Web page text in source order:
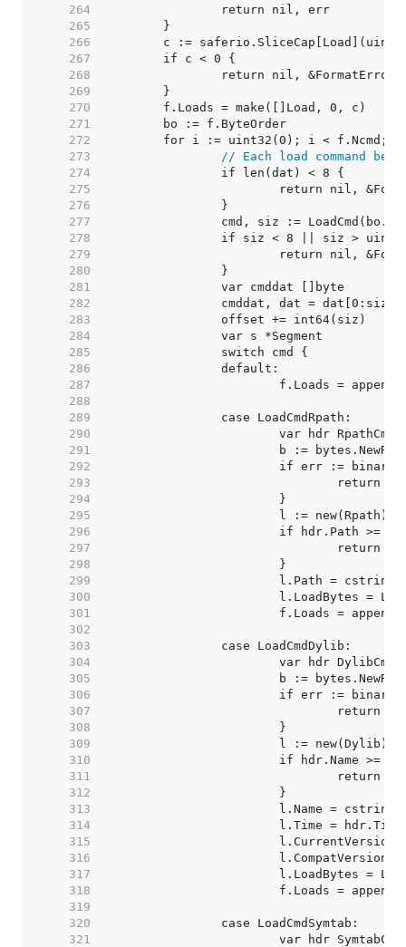
   264
   265
   266
   267
   268
   269
   270
   271
   272
   273
// Each load command
   274
   275
   276
   277
   278
   279
   280
   281
   282
   283
   284
   285
   286
   287
   288
   289
   290
   291
   292
   293
   294
   295
   296
   297
   298
   299
   300
   301
   302
   303
   304
   305
   306
   307
   308
   309
   310
   311
   312
   313
   314
   315
   316
   317
   318
   319
   320
   321